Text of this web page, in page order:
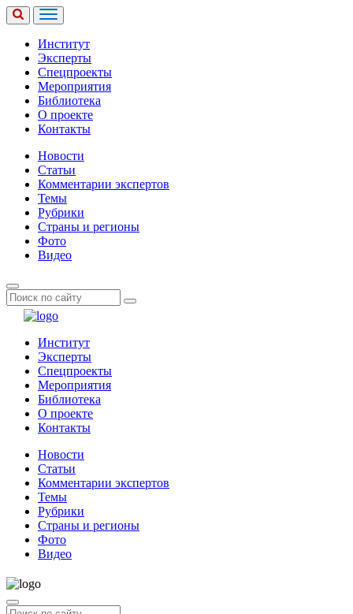
Институт
Эксперты
Спецпроекты
Мероприятия
Библиотека
О проекте
Контакты
Новости
Статьи
Комментарии экспертов
Темы
Рубрики
Страны и регионы
Фото
Видео
Институт
Эксперты
Спецпроекты
Мероприятия
Библиотека
О проекте
Контакты
Новости
Статьи
Комментарии экспертов
Темы
Рубрики
Страны и регионы
Фото
Видео